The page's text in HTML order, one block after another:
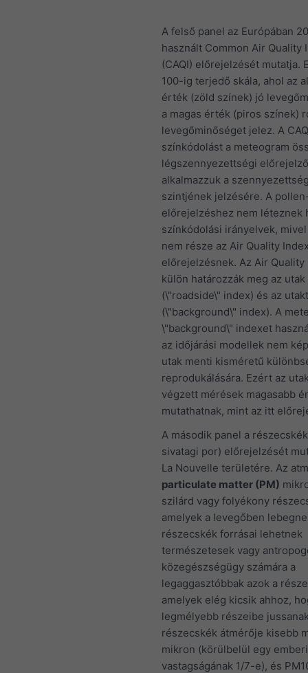
A felső panel az Európában
használt Common Air Quality
(CAQI) előrejelzését mutatja.
100-ig terjedő skála, ahol az
érték (zöld színek) jó
a magas érték (piros színek)
levegőminőséget jelez. A
színkódolást a meteogram
légszennyezettségi
alkalmazzuk a
szintjének jelzésére. A
előrejelzéshez nem léteznek
színkódolási irányelvek,
nem része az Air Quality
előrejelzésnek. Az Air Quality
külön határozzák meg az
(\"roadside\" index) és az
(\"background\" index). A
\"background\" indexet
az időjárási modellek nem
utak menti kisméretű
reprodukálására. Ezért az
végzett mérések magasabb
mutathatnak, mint az itt
A második panel a
sivatagi por) előrejelzését
La Nouvelle területére. Az
particulate matter (PM)
szilárd vagy folyékony
amelyek a levegőben
részecskék forrásai lehetnek
természetesek vagy
közegészségügy számára a
legaggasztóbbak azok a
amelyek elég kicsik ahhoz,
legmélyebb részeibe
részecskék átmérője kisebb
mikron (körülbelül egy
vastagságának 1/7-e), és